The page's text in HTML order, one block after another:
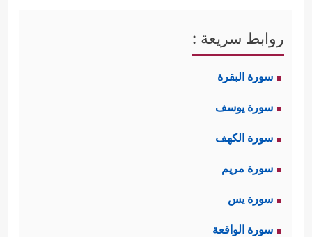
روابط سريعة :
سورة البقرة
سورة يوسف
سورة الكهف
سورة مريم
سورة يس
سورة الواقعة